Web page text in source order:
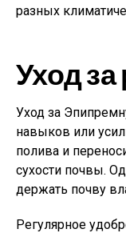
разных
Уход
Уход за
навыков или
полива и
сухости почвы.
держать почву
Регулярное